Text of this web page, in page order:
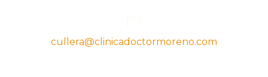
cullera@clinicadoctormoreno.com